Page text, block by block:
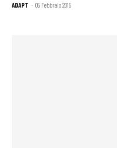
ADAPT - 05 Febbraio 2015